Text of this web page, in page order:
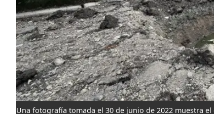
Una fotografía tomada el 30 de junio de 2022 muestra